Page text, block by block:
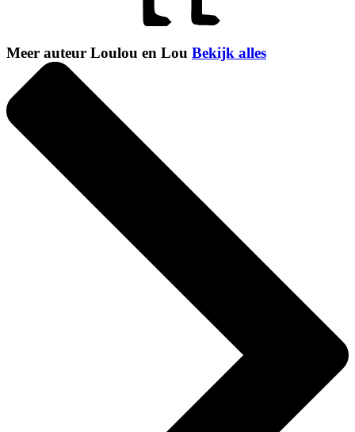
Meer auteur Loulou en Lou Bekijk alles